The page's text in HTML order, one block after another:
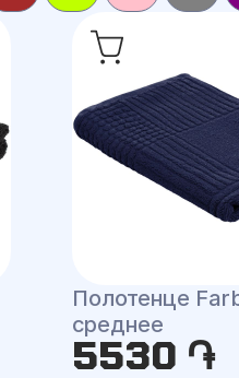
Полотенце
среднее
5530 ֏